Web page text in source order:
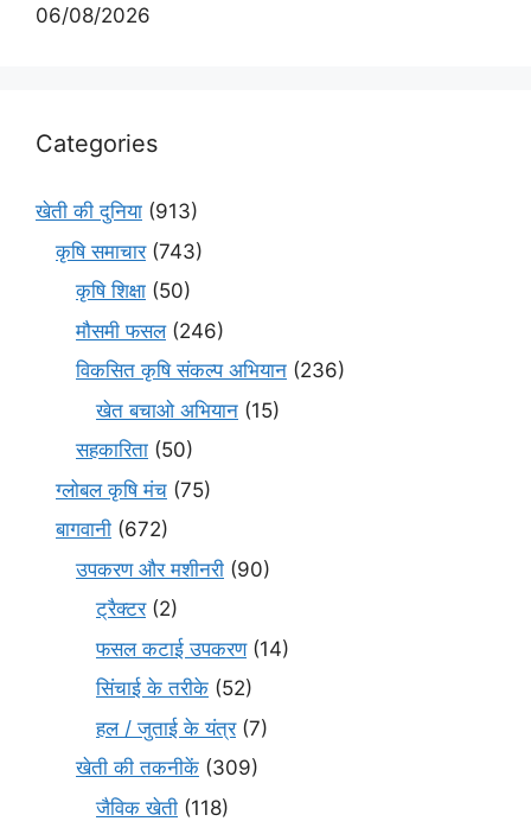
06/08/2026
Categories
खेती की दुनिया (913)
कृषि समाचार(743)
कृषि शिक्षा (50)
मौसमी फसल(246)
विकसित कृषि संकल्प अभियान (236)
खेत बचाओ अभियान (15)
सहकारिता (50)
ग्लोबल कृषि मंच (75)
बागवानी (672)
उपकरण और मशीनरी (90)
ट्रैक्टर(2)
फसल कटाई उपकरण(14)
सिंचाई के तरीके (52)
हल / जुताई के यंत्र(7)
खेती की तकनीकें (309)
जैविक खेती (118)